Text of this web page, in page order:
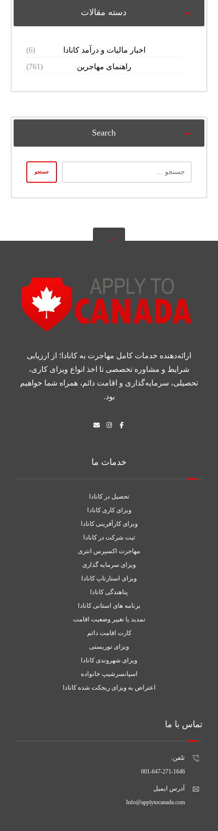
دسته مقالات
اخبار مالیات و درآمد کانادا
(6)
راهنمای مهاجرین
(761)
Search
ارائه‌دهنده خدمات کامل مهاجرت به کانادا؛ از ارزیابی
شرایط و مشاوره تخصصی تا اخذ انواع ویزای کاری،
تحصیلی، سرمایه‌گذاری و اقامت دائم، همراه شما خواهیم
بود.
خدمات ما
تحصیل در کانادا
ویزای کاری کانادا
ویزای کارآفرینی کانادا
ثبت شرکت در کانادا
مهاجرت اکسپرس انتری
ویزای سرمایه گذاری
ویزای استارتاپ کانادا
پناهندگی کانادا
برنامه های استانی کانادا
تمدید یا تغییر وضعیت اقامت
کارت اقامت دائم
ویزای توریستی
ویزای شهروندی کانادا
اسپانسرشیپ خانواده
اعتراض به ویزای ریجکت شده کانادا
تماس با ما
تلفن:
001-647-271-1646
آدرس ایمیل
Info@applytocanada.com